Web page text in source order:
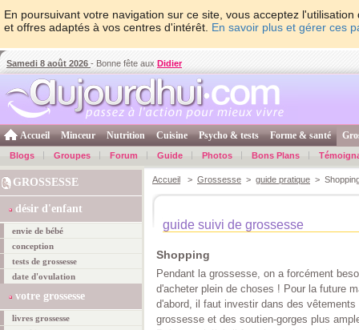
En poursuivant votre navigation sur ce site, vous acceptez
et offres adaptés à vos centres d'intérêt. En savoir plus et gérer ces
Samedi 8 août 2026 - Bonne fête aux Didier
Accueil Minceur Nutrition Cuisine Psycho & tests Forme & santé
Blogs Groupes Forum Guide Photos Bons Plans
GROSSESSE
désir d'enfant
envie de bébé
conception
tests de grossesse
date d'ovulation
votre grossesse
livres grossesse
Accueil > Grossesse > guide pratique >
guide suivi de grossesse
Shopping
Pendant la grossesse, on a forcément
d'acheter plein de choses ! Pour la future
d'abord, il faut investir dans des vêtements
grossesse et des soutien-gorges plus